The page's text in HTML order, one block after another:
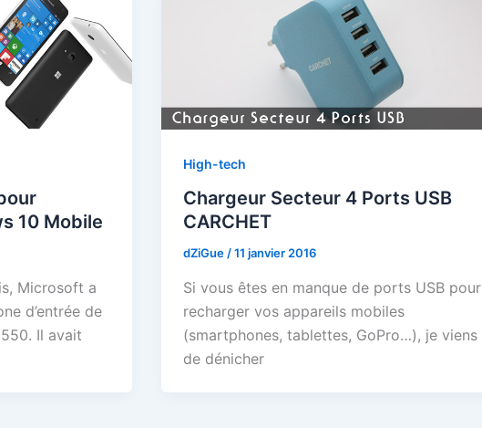
10 Mobile
Microsoft a
d’entrée de
Il avait
High-tech
Chargeur Secteur 4 Ports USB
CARCHET
dZiGue/11 janvier 2016
Si vous êtes en manque de ports USB pour
recharger vos appareils mobiles
(smartphones, tablettes, GoPro…), je viens
de dénicher